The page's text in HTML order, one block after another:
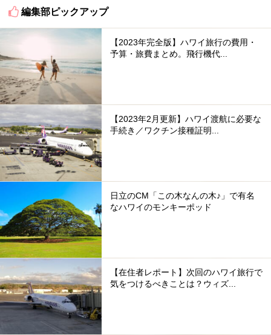
編集部ピックアップ
【2023年完全版】ハワイ旅行の費用・
予算・旅費まとめ。飛行機代...
【2023年2月更新】ハワイ渡航に必要な
手続き／ワクチン接種証明...
日立のCM「この木なんの木♪」で有名
なハワイのモンキーポッド
【在住者レポート】次回のハワイ旅行で
気をつけるべきことは？ウィズ...